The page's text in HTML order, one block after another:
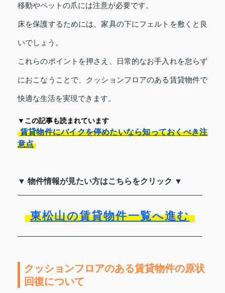
移動やペットの爪には注意が必要です。
床を保護するためには、家具の下にフェルトを敷くと良
いでしょう。
これらのポイントを押さえ、日常的なお手入れを怠らず
におこなうことで、クッションフロアのある賃貸物件で
快適な生活を実現できます。
▼この記事も読まれています
賃貸物件にバイクを停めたいなら知っておくべき注
意点
▼ 物件情報が見たい方はこちらをクリック ▼
東松山の賃貸物件一覧へ進む
クッションフロアのある賃貸物件の原状
回復について